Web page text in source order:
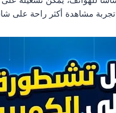
مشاهدة أكثر راحة على